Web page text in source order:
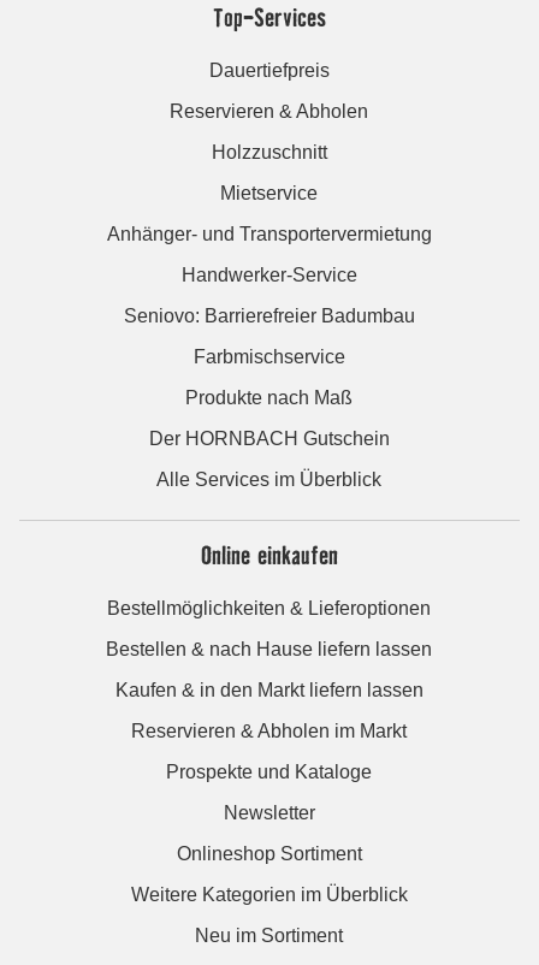
Top-Services
Dauertiefpreis
Reservieren & Abholen
Holzzuschnitt
Mietservice
Anhänger- und Transportervermietung
Handwerker-Service
Seniovo: Barrierefreier Badumbau
Farbmischservice
Produkte nach Maß
Der HORNBACH Gutschein
Alle Services im Überblick
Online einkaufen
Bestellmöglichkeiten & Lieferoptionen
Bestellen & nach Hause liefern lassen
Kaufen & in den Markt liefern lassen
Reservieren & Abholen im Markt
Prospekte und Kataloge
Newsletter
Onlineshop Sortiment
Weitere Kategorien im Überblick
Neu im Sortiment